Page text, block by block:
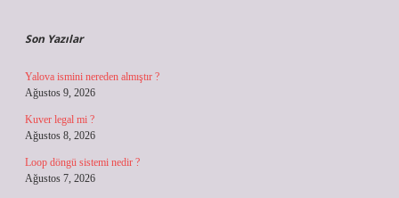
Son Yazılar
Yalova ismini nereden almıştır ?
Ağustos 9, 2026
Kuver legal mi ?
Ağustos 8, 2026
Loop döngü sistemi nedir ?
Ağustos 7, 2026